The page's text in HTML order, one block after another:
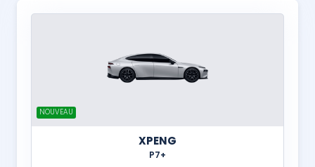
NOUVEAU
XPENG
P7+